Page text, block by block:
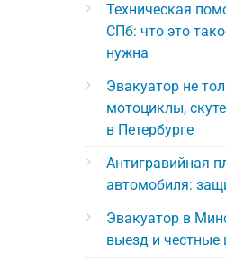
Техническая
СПб: что это
нужна
Эвакуатор не
мотоциклы,
в Петербурге
Антигравийная
автомобиля:
Эвакуатор в
выезд и честные